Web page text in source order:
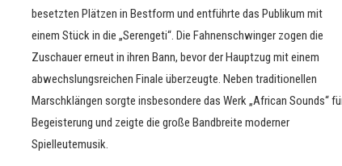
besetzten Plätzen in Bestform und entführte das Publikum mit
einem Stück in die „Serengeti“. Die Fahnenschwinger zogen die
Zuschauer erneut in ihren Bann, bevor der Hauptzug mit einem
abwechslungsreichen Finale überzeugte. Neben traditionellen
Marschklängen sorgte insbesondere das Werk „African Sounds“
Begeisterung und zeigte die große Bandbreite moderner
Spielleutemusik.